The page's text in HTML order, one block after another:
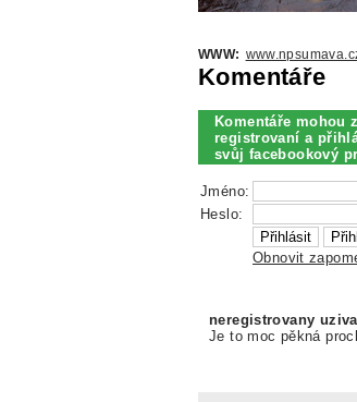
WWW:
Komentáře
Komentáře mohou
registrovaní a
svůj facebookový
Jméno:
Heslo:
Obnovit
neregistrovany
Je to moc pěkná